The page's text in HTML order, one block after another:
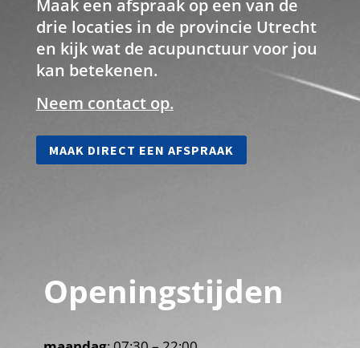
Maak een afspraak op een van de
drie locaties in de provincie Utrecht
en kijk wat de acupunctuur voor jou
kan betekenen.
Neem contact op.
MAAK DIRECT EEN AFSPRAAK
Openingstijden